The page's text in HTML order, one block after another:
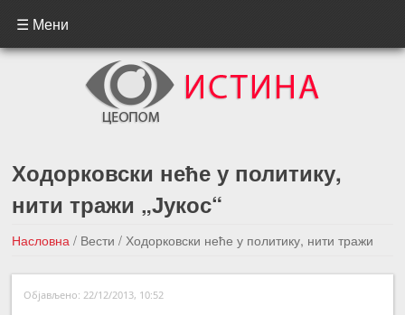
☰ Мени
Ходорковски неће у политику,
нити тражи „Јукос“
Насловна / Вести/ Ходорковски неће у политику, нити тражи
„Јукос“
←Претходна вест
Објављено: 22/12/2013, 10:52